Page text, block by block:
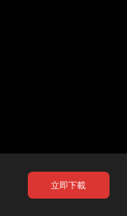
立即下載